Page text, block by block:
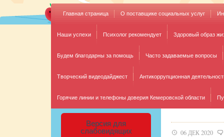
Главная страница О поставщике социальных услуг
Наши успехи Психолог рекомендует Здоровый образ
Будем благодарны за помощь Часто задаваемые вопросы
Творческий видеодайджест Антикоррупционная
Горячие линии и телефоны доверия Кемеровской области
06 ДЕК 2020
Версия для
слабовидящих